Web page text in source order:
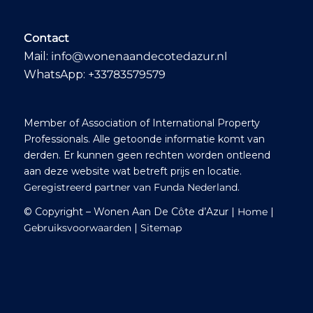
boszicht, de juiste
indeling en
voldoende potentieel
voor renovatie,
tijdens het formele
traject – van
onderhandeling tot
juridische afwikkeling
– hield Ab alles
scherp in de gaten
en wees hij ons op
de juiste partijen om
ons bij te staan.
Contact
Mail: info@wonenaandecotedazur.nl
WhatsApp: +33783579579
Member of Association of International Property
Professionals. Alle getoonde informatie komt van
derden. Er kunnen geen rechten worden ontleend
aan deze website wat betreft prijs en locatie.
Geregistreerd partner van Funda Nederland.
© Copyright – Wonen Aan De Côte d’Azur | Home|
Gebruiksvoorwaarden| Sitemap